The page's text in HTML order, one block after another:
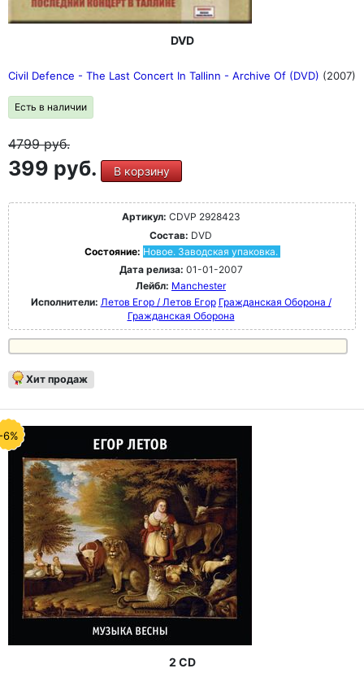
DVD
Civil Defence - The Last Concert In Tallinn - Archive Of (DVD) (2007)
Есть в наличии
4799руб.
399 руб. В корзину
Артикул: CDVP 2928423
Состав: DVD
Состояние: Новое. Заводская упаковка.
Дата релиза: 01-01-2007
Лейбл: Manchester
Исполнители: Летов Егор / Летов Егор Гражданская Оборона /
Гражданская Оборона
Хит продаж
6%
2 CD